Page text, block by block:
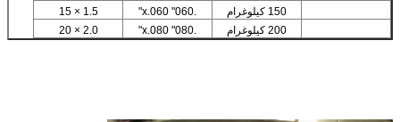
150 كيلوغرام
.060" x.060"
1.5 × 15
200 كيلوغرام
.080" x.080"
2.0 × 20